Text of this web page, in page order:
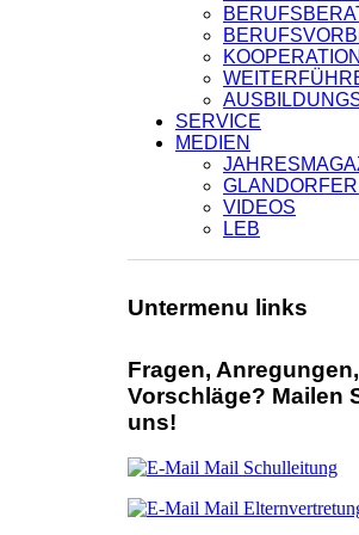
SERVICE
MEDIEN
VIDEOS
LEB
Untermenu links
Fragen, Anregungen,
Vorschläge? Mailen
uns!
Mail Schulleitung
Mail